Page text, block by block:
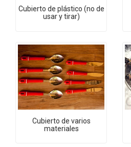
Cubierto de plástico (no de
usar y tirar)
Cubierto de varios
materiales